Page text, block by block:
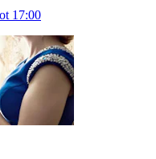
17:00